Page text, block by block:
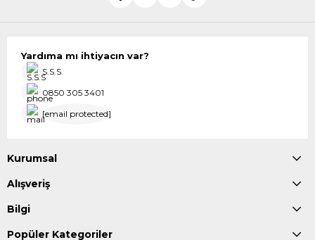
Yardıma mı ihtiyacın var?
S.S.S.
0850 305 3401
[email protected]
Kurumsal
Alışveriş
Bilgi
Popüler Kategoriler